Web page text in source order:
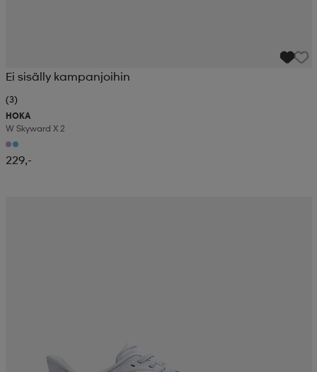
Ei sisälly kampanjoihin
(3)
HOKA
W Skyward X 2
229,-